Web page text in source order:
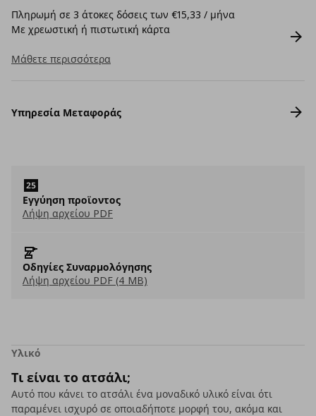
Πληρωμή σε 3 άτοκες δόσεις των €15,33 / μήνα
Με χρεωστική ή πιστωτική κάρτα
Μάθετε περισσότερα
Υπηρεσία Μεταφοράς
Εγγύηση προϊοντος
Λήψη αρχείου PDF
Οδηγίες Συναρμολόγησης
Λήψη αρχείου PDF (4 MB)
Υλικό
Τι είναι το ατσάλι;
Αυτό που κάνει το ατσάλι ένα μοναδικό υλικό είναι ότι
παραμένει ισχυρό σε οποιαδήποτε μορφή του, ακόμα και